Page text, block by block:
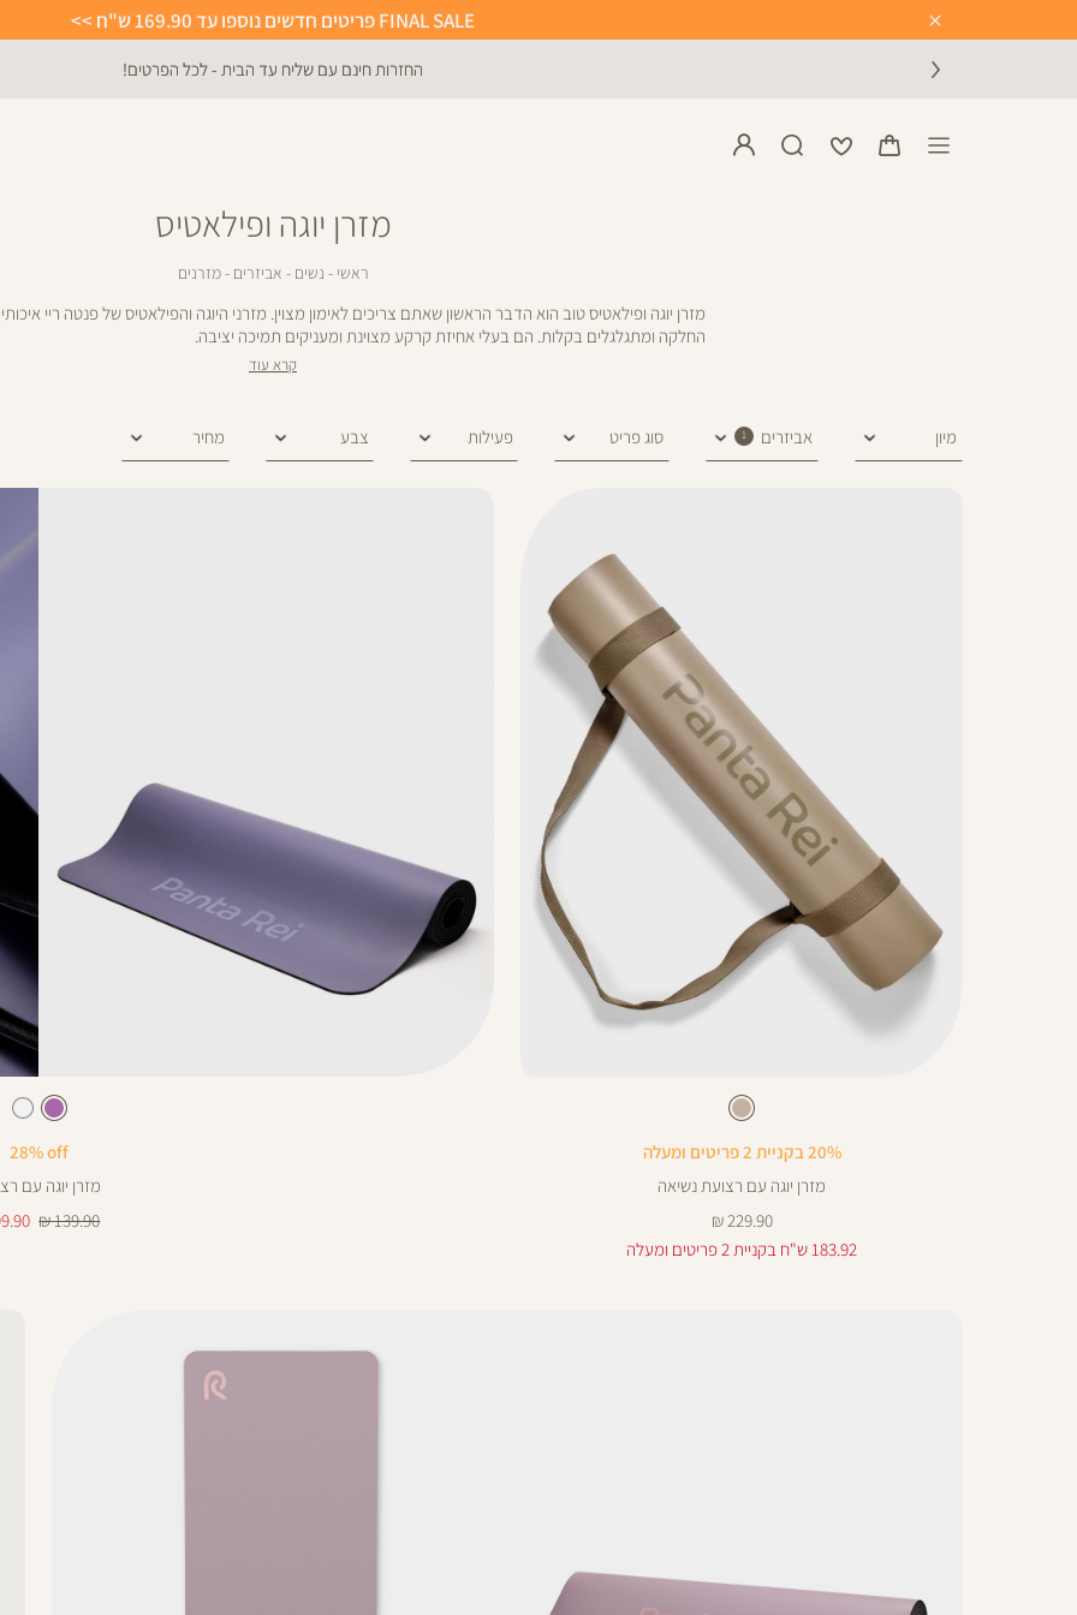
Close
Timer
FINAL SALE פריטים חדשים נוספו עד 169.90 ש"ח >>
ניתן להחליף/להחזיר עד 21 ימים בכל חנויות הרשת >>
מזרן יוגה ופילאטיס
ראשי ראשי
נשים נשים
אביזרים אביזרים
מזרנים
מזרן יוגה ופילאטיס טוב הוא הדבר הראשון שאתם צריכים לאימון מצוין. מזרני היוגה והפילאטיס של פנטה ריי
החלקה ומתגלגלים בקלות. הם בעלי אחיזת קרקע מצוינת ומעניקים תמיכה יציבה.
קרא עוד
סינון אביזרים 1 סוג פריט פעילות צבע מחיר סינון
סגור
צבע
מוקה
מוקה
20% בקניית 2 פריטים ומעלה
מזרן יוגה עם רצועת נשיאה
מחיר
מוצר
229.90 ₪
183.92 ש"ח בקניית 2 פריטים ומעלה
צבע
סגולסגול
בהיר
לבן
28% off
מזרן יוגה עם
מחיר
₪
מחיר
139.90 ₪